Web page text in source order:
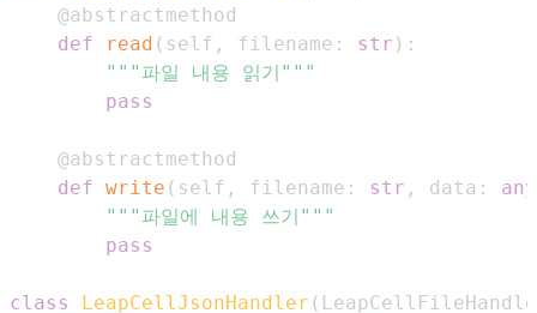
@abstractmethod
def
read ( self , filename : str ) :
"""파일 내용 읽기"""
pass
@abstractmethod
def write ( self , filename : str , data :
any
"""파일에 내용 쓰기"""
pass
class LeapCellJsonHandler (